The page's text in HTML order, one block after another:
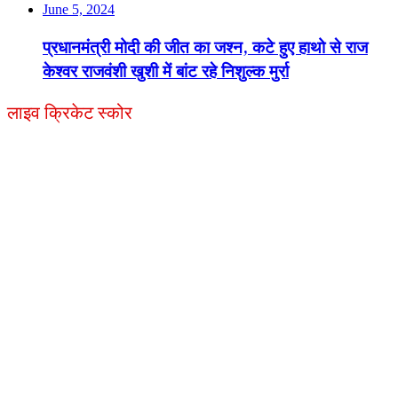
June 5, 2024
प्रधानमंत्री मोदी की जीत का जश्न, कटे हुए हाथो से राज
केश्वर राजवंशी खुशी में बांट रहे निशुल्क मुर्रा
लाइव क्रिकेट स्कोर